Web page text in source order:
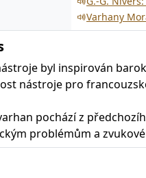
Varhany
byl inspirován
nástroje pro
pochází z
problémům a